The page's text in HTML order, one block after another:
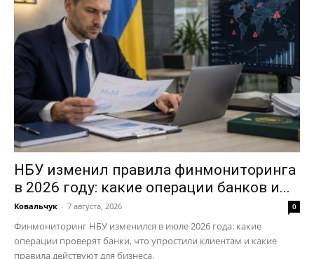
НБУ изменил правила финмониторинга
в 2026 году: какие операции банков и...
Ковальчук - 7 августа, 2026 0
Финмониторинг НБУ изменился в июле 2026 года: какие
операции проверят банки, что упростили клиентам и какие
правила действуют для бизнеса.